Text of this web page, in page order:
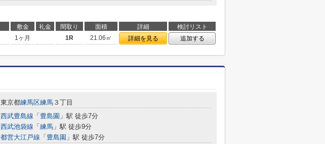
敷金 礼金 間取り 面積 詳細
検討リスト
1ヶ月 1R 21.06㎡ 詳細を見る 追加する
東京都練馬区練馬 ３丁目
西武豊島線 「 豊島園 」駅 徒歩7分
西武池袋線 「 練馬 」駅 徒歩9分
都営大江戸線 「 豊島園 」駅 徒歩7分